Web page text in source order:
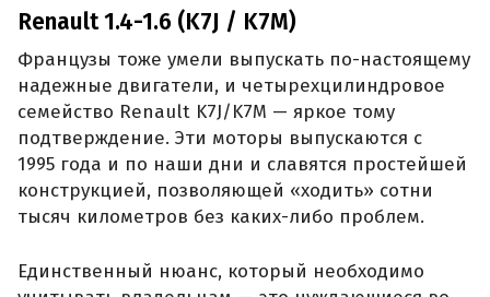
Renault 1.4-1.6 (K7J / K7M)
Французы тоже умели выпускать по-настоящему
надежные двигатели, и четырехцилиндровое
семейство Renault K7J/K7M — яркое тому
подтверждение. Эти моторы выпускаются с
1995 года и по наши дни и славятся простейшей
конструкцией, позволяющей «ходить» сотни
тысяч километров без каких-либо проблем.
Единственный нюанс, который необходимо